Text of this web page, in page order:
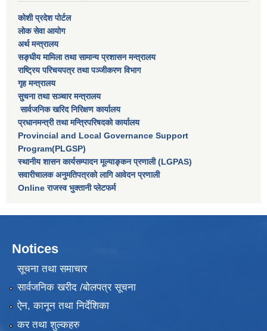
कोशी प्रदेश पोर्टल
लाेक सेवा आयाेग
अर्थ मन्त्रालय
सङ्घीय मामिला तथा सामान्य प्रशासन मन्त्रालय
राष्‍ट्रिय परिचयपत्र तथा पञ्‍जीकरण विभाग
गृह मन्त्रालय
सुचना तथा सञ्चार मन्त्रालय
सार्वजनिक खरिद निरिक्षण कार्यालय
प्रधानमन्त्री तथा मन्त्रिपरिषदकाे कार्यालय
Provincial and Local Governance Support
Program(PLGSP)
स्थानीय शासन कार्यसम्पादन मूल्याङ्कन प्रणाली (LGPAS)
सवारीचालक अनुमतिपत्रको लागि आवेदन प्रणाली
Online राजस्व भुक्तानी प्लेटफर्म
Notices
सूचना तथा समाचार
सार्वजनिक खरीद /बोलपत्र सूचना
ऐन, कानून तथा निर्देशिका
कर तथा शुल्कहरु